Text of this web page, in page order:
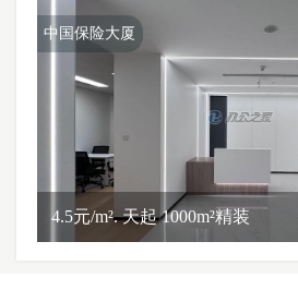
中国保险大厦
4.5元/m². 天起 1000m²精装